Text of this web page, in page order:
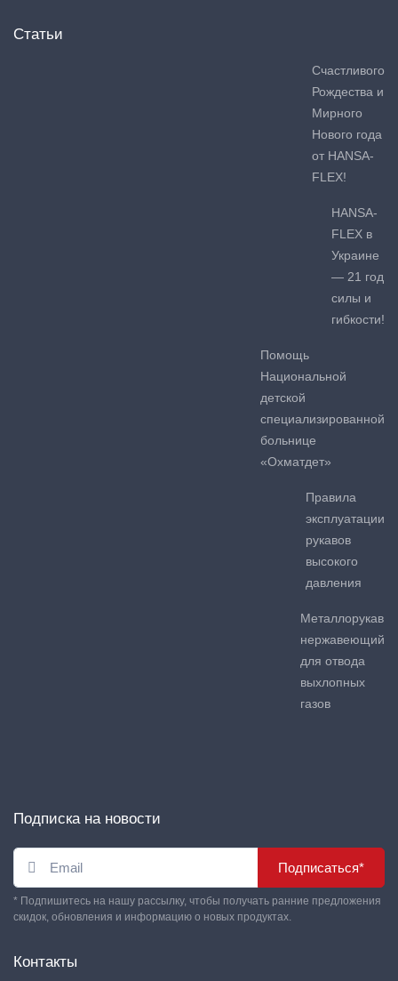
Статьи
Счастливого
Рождества и
Мирного
Нового года
от HANSA-
FLEX!
HANSA-
FLEX в
Украине
— 21 год
силы и
гибкости!
Помощь
Национальной
детской
специализированной
больнице
«Охматдет»
Правила
эксплуатации
рукавов
высокого
давления
Металлорукав
нержавеющий
для отвода
выхлопных
газов
Подписка на новости
Подписаться*
* Подпишитесь на нашу рассылку, чтобы получать ранние предложения
скидок, обновления и информацию о новых продуктах.
Контакты